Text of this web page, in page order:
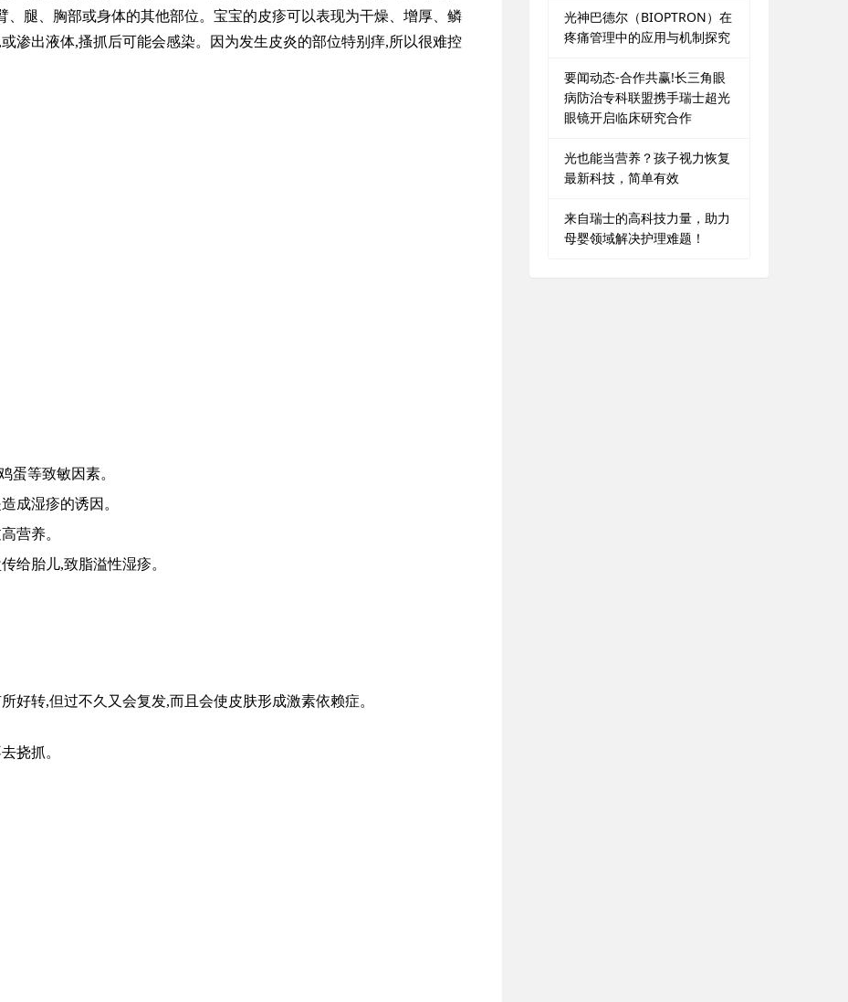
、腿、胸部或身体的其他部位。宝宝的皮疹可以表现为干燥、增厚、鳞
渗出液体,搔抓后可能会感染。因为发生皮炎的部位特别痒,所以很难控
蛋等致敏因素。
成湿疹的诱因。
营养。
给胎儿,致脂溢性湿疹。
好转,但过不久又会复发,而且会使皮肤形成激素依赖症。
挠抓。
光神巴德尔（BIOPTRON）在
疼痛管理中的应用与机制探究
要闻动态-合作共赢!长三角眼
病防治专科联盟携手瑞士超光
眼镜开启临床研究合作
光也能当营养？孩子视力恢复
最新科技，简单有效
来自瑞士的高科技力量，助力
母婴领域解决护理难题！